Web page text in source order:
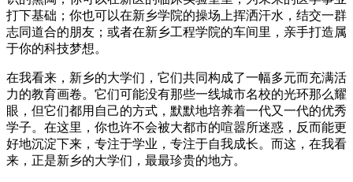
打下基础；你也可以在新乡学院的操场上挥洒汗水，结交一群
志同道合的朋友；或者在新乡工程学院的车间里，亲手打造属
于你的科技梦想。
在我看来，新乡的大学们，它们共同构成了一幅多元而充满活
力的教育画卷。它们可能没有那些一线城市名校的光环那么耀
眼，但它们都用自己的方式，默默地培养着一代又一代的优秀
学子。在这里，你也许不会被大都市的喧嚣所迷惑，反而能更
好地沉淀下来，专注于学业，专注于自我成长。而这，在我看
来，正是新乡的大学们，最最珍贵的地方。